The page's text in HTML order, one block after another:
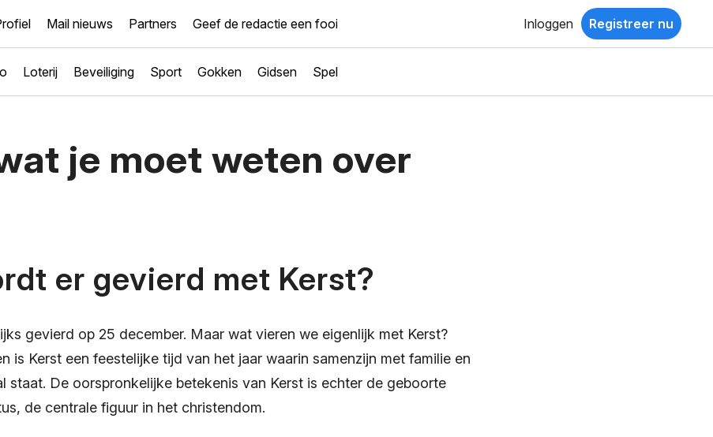
Mail nieuws Partners Geef de redactie een fooi Inloggen Registreer nu
Loterij Beveiliging Sport Gokken Gidsen Spel
je moet weten over
er gevierd met Kerst?
gevierd op 25 december. Maar wat vieren we eigenlijk met Kerst?
is Kerst een feestelijke tijd van het jaar waarin samenzijn met familie en
staat. De oorspronkelijke betekenis van Kerst is echter de geboorte
de centrale figuur in het christendom.